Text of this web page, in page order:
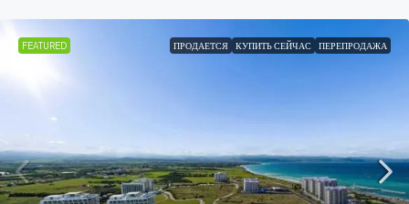
FEATURED ПРОДАЕТСЯ КУПИТЬ СЕЙЧАС ПЕРЕПРОДАЖА